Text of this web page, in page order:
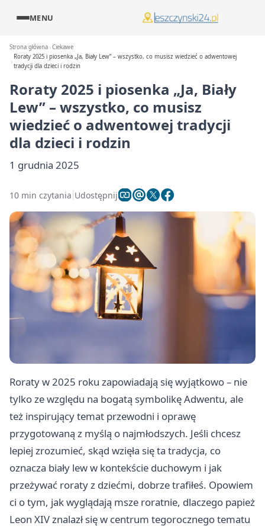
MENU
Strona główna Ciekawe
Roraty 2025 i piosenka „Ja, Biały Lew” – wszystko, co musisz wiedzieć o adwentowej
tradycji dla dzieci i rodzin
Roraty 2025 i piosenka „Ja, Biały
Lew” – wszystko, co musisz
wiedzieć o adwentowej tradycji
dla dzieci i rodzin
1 grudnia 2025
10 min czytania Udostępnij
Roraty w 2025 roku zapowiadają się wyjątkowo – nie
tylko ze względu na bogatą symbolikę Adwentu, ale
też inspirujący temat przewodni i oprawę
przygotowaną z myślą o najmłodszych. Jeśli chcesz
lepiej zrozumieć, skąd wzięła się ta tradycja, co
oznacza biały lew w kontekście duchowym i jak
przeżywać roraty z dziećmi, dobrze trafiłeś. Opowiem
ci o tym, jak wyglądają msze roratnie, dlaczego papież
Leon XIV znalazł się w centrum tegorocznego tematu